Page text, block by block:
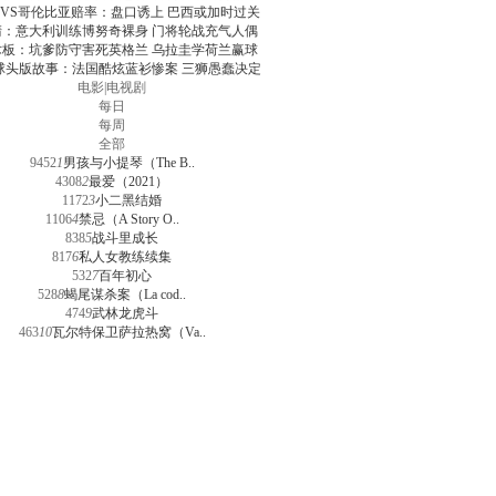
哥伦比亚赔率：盘口诱上 巴西或加时过关
意大利训练博努奇裸身 门将轮战充气人偶
：坑爹防守害死英格兰 乌拉圭学荷兰赢球
头版故事：法国酷炫蓝衫惨案 三狮愚蠢决定
电影 电视剧
每日
每周
全部
94521男孩与小提琴（The B..
43082最爱（2021）
11723小二黑结婚
11064禁忌（A Story O..
8385战斗里成长
8176私人女教练续集
5327百年初心
5288蝎尾谋杀案（La cod..
4749武林龙虎斗
46310瓦尔特保卫萨拉热窝（Va..